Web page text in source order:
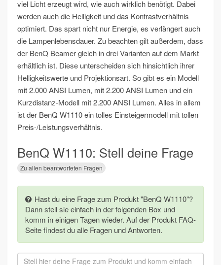
viel Licht erzeugt wird, wie auch wirklich benötigt. Dabei
werden auch die Helligkeit und das Kontrastverhältnis
optimiert. Das spart nicht nur Energie, es verlängert auch
die Lampenlebensdauer. Zu beachten gilt außerdem, dass
der BenQ Beamer gleich in drei Varianten auf dem Markt
erhältlich ist. Diese unterscheiden sich hinsichtlich ihrer
Helligkeitswerte und Projektionsart. So gibt es ein Modell
mit 2.000 ANSI Lumen, mit 2.200 ANSI Lumen und ein
Kurzdistanz-Modell mit 2.200 ANSI Lumen. Alles in allem
ist der BenQ W1110 ein tolles Einsteigermodell mit tollen
Preis-/Leistungsverhältnis.
BenQ W1110: Stell deine Frage
Zu allen beantworteten Fragen
Hast du eine Frage zum Produkt "BenQ W1110"?
Dann stell sie einfach in der folgenden Box und
komm in einigen Tagen wieder. Auf der Produkt FAQ-
Seite findest du alle Fragen und Antworten.